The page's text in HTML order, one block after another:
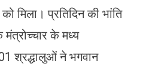
मिला। प्रतिदिन की भांति
मंत्रोच्चार के मध्य
श्रद्धालुओं ने भगवान